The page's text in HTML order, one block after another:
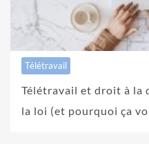
Télétravail
Télétravail et droit à la
la loi (et pourquoi ça